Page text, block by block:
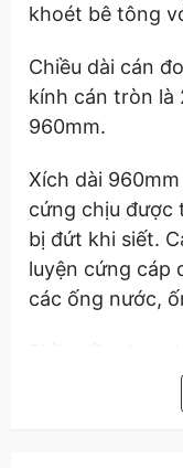
khoét bê tông
Chiều dài cán
kính cán tròn là
960mm.
Xích dài
cứng chịu được
bị đứt khi siết.
luyện cứng cáp
các ống nước,
được 2 bên
được là